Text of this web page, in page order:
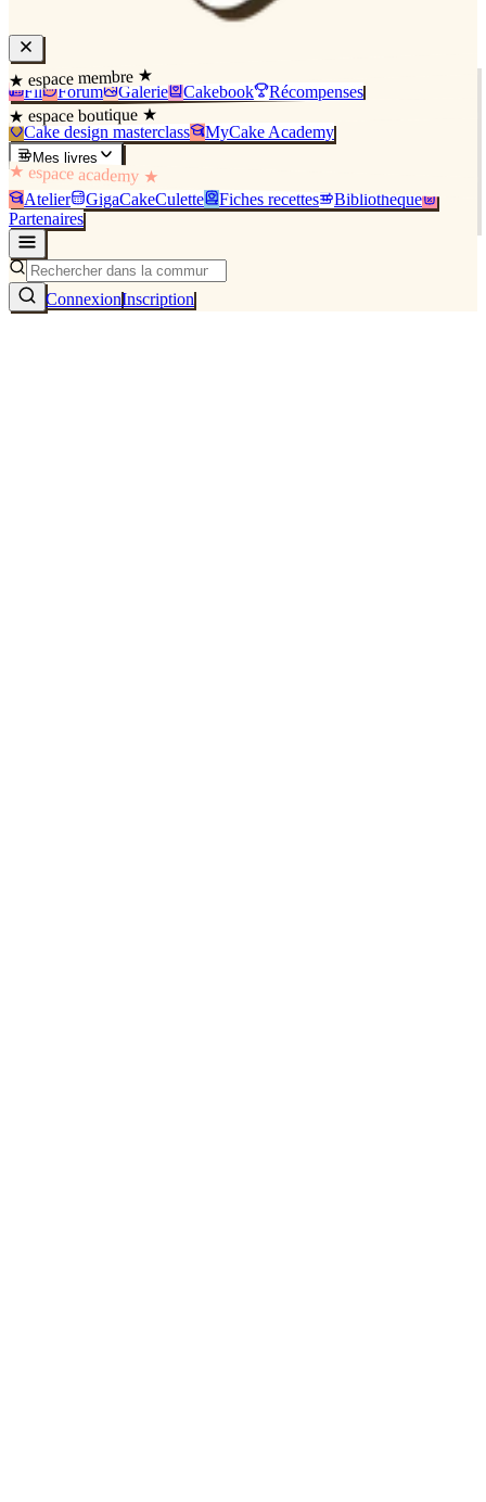
★ espace membre ★
Fil Forum Galerie Cakebook Récompenses
★ espace boutique ★
Cake design masterclass MyCake Academy
Mes livres
★ espace academy ★
Atelier GigaCakeCulette Fiches recettes
Bibliothèque
Partenaires
ConnexionInscription